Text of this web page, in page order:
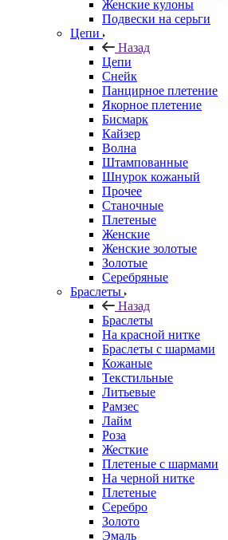
Женские кулоны
Подвески на серьги
Цепи
Назад
Цепи
Снейк
Панцирное плетение
Якорное плетение
Бисмарк
Кайзер
Волна
Штампованные
Шнурок кожаный
Прочее
Станочные
Плетеные
Женские
Женские золотые
Золотые
Серебряные
Браслеты
Назад
Браслеты
На красной нитке
Браслеты с шармами
Кожаные
Текстильные
Литьевые
Рамзес
Лайм
Роза
Жесткие
Плетеные с шармами
На черной нитке
Плетеные
Серебро
Золото
Эмаль